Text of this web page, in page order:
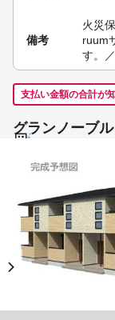
備考
火災
ruum
す。
支払い金額の合計が
グランノーブ